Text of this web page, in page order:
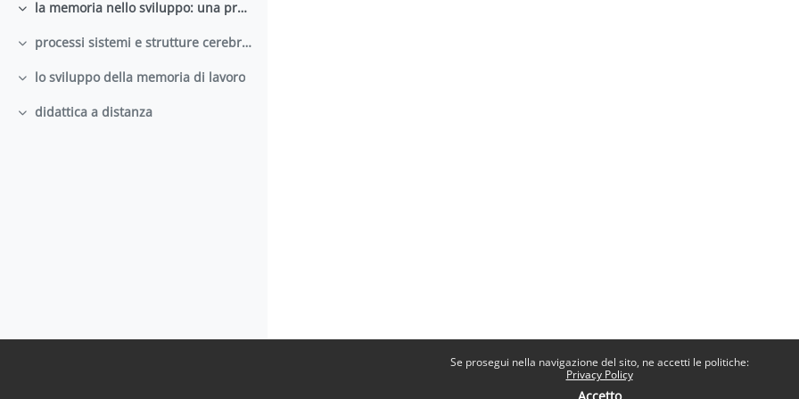
Se prosegui nella navigazione del sito, ne accetti le politiche:
Privacy Policy
Minimizza la memoria nello sviluppo: una prospettiva storica
Minimizza processi sistemi e strutture cerebrali della memoria
Minimizza
lo sviluppo della memoria di lavoro
Minimizza
didattica a distanza